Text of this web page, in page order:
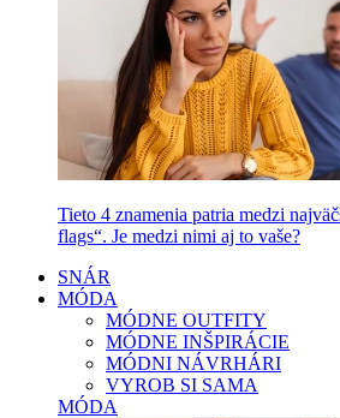
Tieto 4 znamenia patria medzi
flags“. Je medzi nimi aj to vaše?
SNÁR
MÓDA
MÓDNE OUTFITY
MÓDNE INŠPIRÁCIE
MÓDNI NÁVRHÁRI
VYROB SI SAMA
MÓDA